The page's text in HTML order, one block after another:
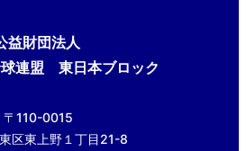
益財団法人
球連盟 東日本ブロック
〒110-0015
区東上野１丁目21-8